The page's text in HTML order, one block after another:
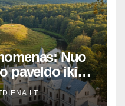
Nuo
paveldo iki
perlų